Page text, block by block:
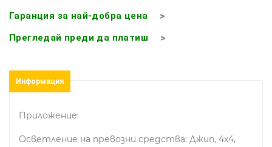
Гаранция за най-добра цена
Прегледай преди да платиш
Информация
Приложение:
Осветление на превозни средства: Джип, 4x4,